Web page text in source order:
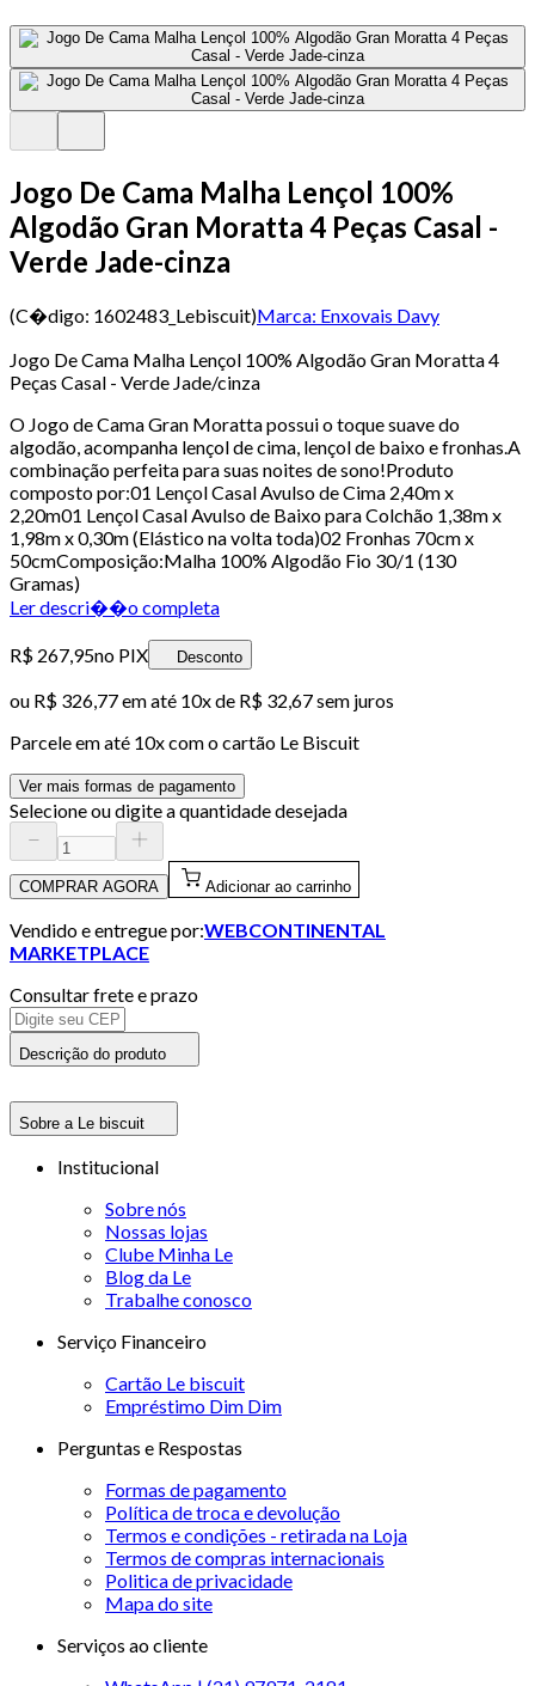
Jogo De Cama Malha Lençol 100%
Algodão Gran Moratta 4 Peças Casal -
Verde Jade-cinza
(C�digo: 1602483_Lebiscuit)Marca: Enxovais Davy
Jogo De Cama Malha Lençol 100% Algodão Gran Moratta 4
Peças Casal - Verde Jade/cinza
O Jogo de Cama Gran Moratta possui o toque suave do
algodão, acompanha lençol de cima, lençol de baixo e fronhas.A
combinação perfeita para suas noites de sono!Produto
composto por:01 Lençol Casal Avulso de Cima 2,40m x
2,20m01 Lençol Casal Avulso de Baixo para Colchão 1,38m x
1,98m x 0,30m (Elástico na volta toda)02 Fronhas 70cm x
50cmComposição:Malha 100% Algodão Fio 30/1 (130
Gramas)
Ler descri��o completa
R$ 267,95no PIX Desconto
ou R$ 326,77em até 10x de R$ 32,67 sem juros
Parcele em até 10x com o cartão Le Biscuit
Ver mais formas de pagamento
Selecione ou digite a quantidade desejada
COMPRAR AGORA Adicionar ao carrinho
Vendido e entregue por:WEBCONTINENTAL
MARKETPLACE
Consultar frete e prazo
Descrição do produto
Sobre a Le biscuit
Institucional
Sobre nós
Nossas lojas
Clube Minha Le
Blog da Le
Trabalhe conosco
Serviço Financeiro
Cartão Le biscuit
Empréstimo Dim Dim
Perguntas e Respostas
Formas de pagamento
Política de troca e devolução
Termos e condições - retirada na Loja
Termos de compras internacionais
Politica de privacidade
Mapa do site
Serviços ao cliente